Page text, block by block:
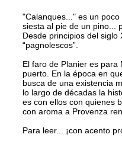
"Calanques..." es un
siesta al pie de un pino...
Desde principios del
“pagnolescos”.
El faro de Planier es
puerto. En la época en
busca de una existencia
lo largo de décadas la
es con ellos con quienes
con aroma a Provenza
Para leer... ¡con acento